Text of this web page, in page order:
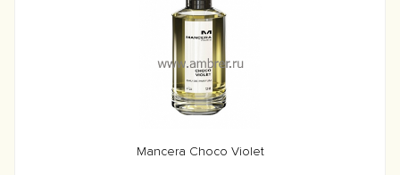
Mancera Choco Violet